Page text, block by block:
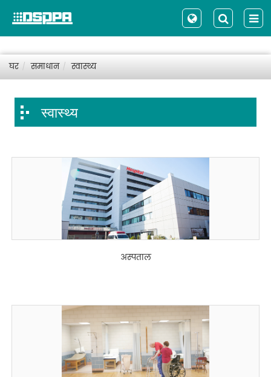
घर समाधान स्वास्थ्य
स्वास्थ्य
अस्पताल